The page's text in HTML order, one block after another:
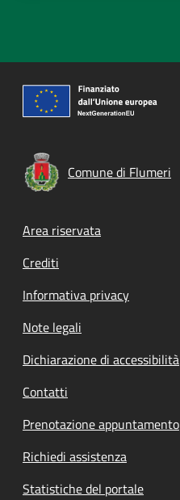
Comune di Flumeri
Footer menu
Area riservata
Crediti
Informativa privacy
Note legali
Dichiarazione di accessibilità
Contatti
Prenotazione appuntamento
Richiedi assistenza
Statistiche del portale